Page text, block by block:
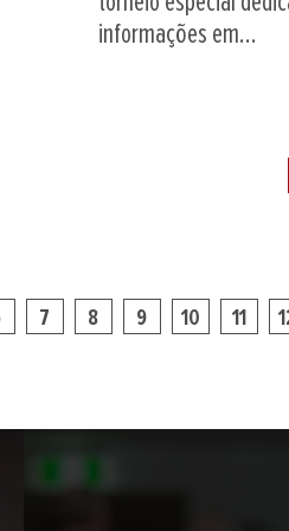
informações em...
7 8 9 10 11